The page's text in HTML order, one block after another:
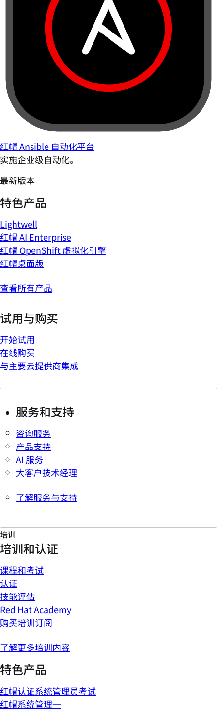
红帽 Ansible 自动化平台
实施企业级自动化。
最新版本
特色产品
Lightwell
红帽 AI Enterprise
红帽 OpenShift 虚拟化引擎
红帽桌面版
查看所有产品
试用与购买
开始试用
在线购买
与主要云提供商集成
服务和支持
咨询服务
产品支持
AI 服务
大客户技术经理
了解服务与支持
培训
培训和认证
课程和考试
认证
技能评估
Red Hat Academy
购买培训订阅
了解更多培训内容
特色产品
红帽认证系统管理员考试
红帽系统管理一